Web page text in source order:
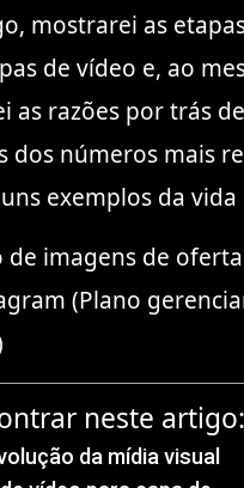
mostrarei as
de vídeo e, ao
as razões por trás
dos números mais
exemplos da vida
de imagens de
(Plano
neste artigo:
da mídia visual